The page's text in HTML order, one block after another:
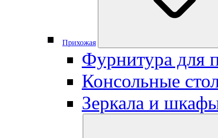
Прихожая
Фурнитура для
Консольные
Зеркала и